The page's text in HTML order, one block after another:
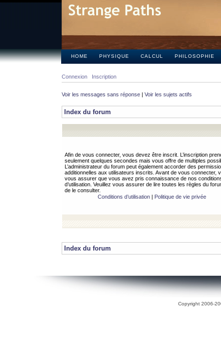
HOME PHYSIQUE CALCUL PHILOSOPHIE
Connexion Inscription
Voir les messages sans réponse | Voir les sujets actifs
Index du forum
Afin de vous connecter, vous devez être inscrit. L’inscription
seulement quelques secondes mais vous offre de multiples
L’administrateur du forum peut également accorder des
additionnelles aux utilisateurs inscrits. Avant de vous connecter,
vous assurer que vous avez pris connaissance de nos
d’utilisation. Veuillez vous assurer de lire toutes les règles du
de le consulter.
Conditions d’utilisation| Politique de vie privée
Index du forum
Copyright 2006-